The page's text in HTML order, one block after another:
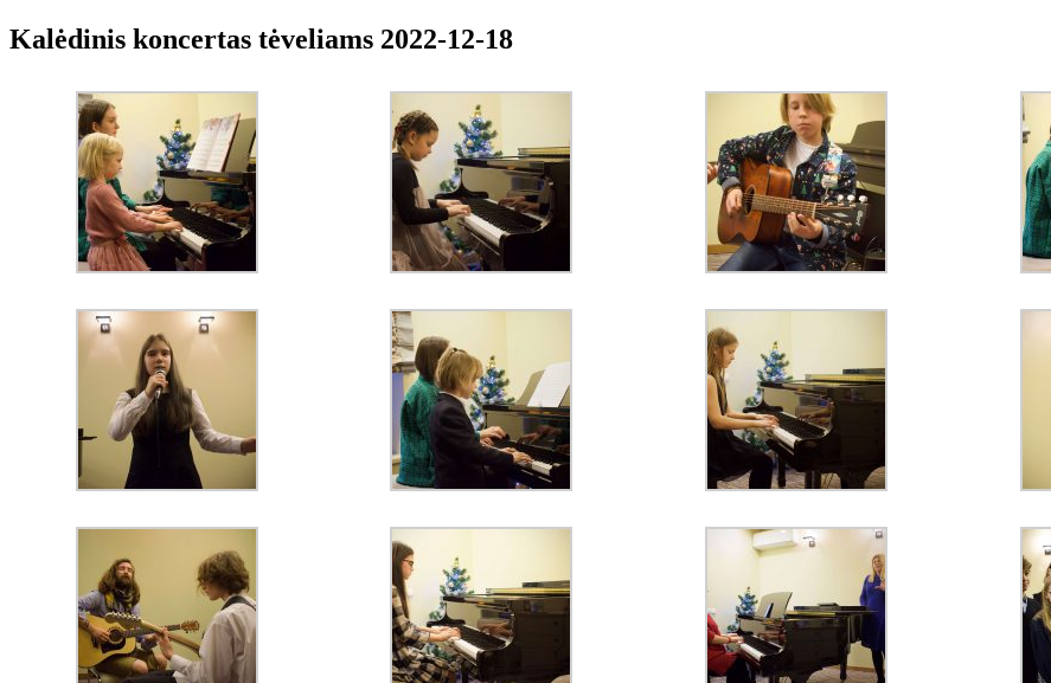
Kalėdinis koncertas tėveliams 2022-12-18